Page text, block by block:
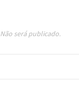
Não será publicado.